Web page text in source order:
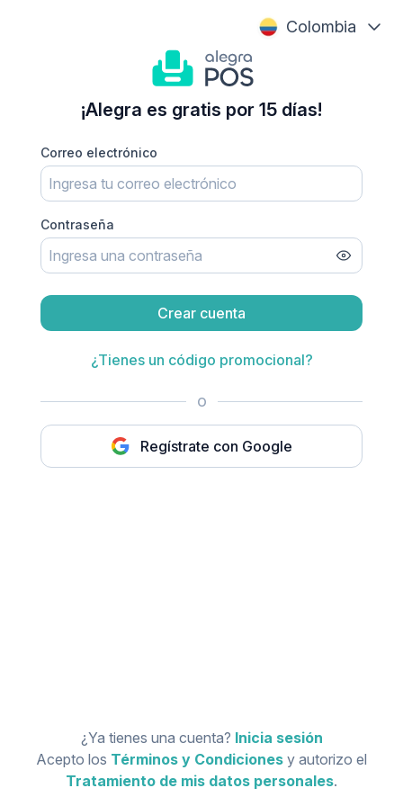
Colombia
¡Alegra es gratis por 15 días!
Correo electrónico
Contraseña
Crear cuenta
¿Tienes un código promocional?
o
Regístrate con Google
¿Ya tienes una cuenta? Inicia sesión
Acepto los Términos y Condiciones y autorizo el
Tratamiento de mis datos personales.